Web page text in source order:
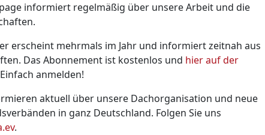
informiert regelmäßig über unsere Arbeit und die
erscheint mehrmals im Jahr und informiert zeitnah aus
Das Abonnement ist kostenlos und hier auf der
anmelden!
aktuell über unsere Dachorganisation und neue
in ganz Deutschland. Folgen Sie uns
.